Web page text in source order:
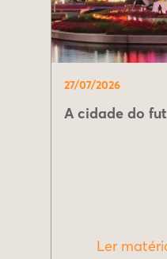
27/07/2026
A cidade do
Ler